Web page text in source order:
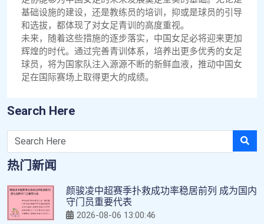
基础设施的建设，还是教练员的培训，抑或是球员的引导
和选拔，都体现了对女足青训的高度重视。
未来，随着这些措施的逐步落实，中国女足必将迎来更加
辉煌的时代。通过完善青训体系，培养出更多优秀的女足
球员，将为国家队注入源源不断的新鲜血液，推动中国女
足在国际赛场上取得更大的成绩。
Search Here
热门新闻
颜骏凌中超赛季扑救成功率稳居前列 成为国内
守门员重要代表
2026-08-06 13:00:46